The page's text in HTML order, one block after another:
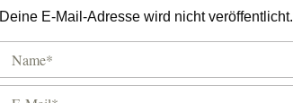
Deine E-Mail-Adresse wird nicht veröffentlicht.